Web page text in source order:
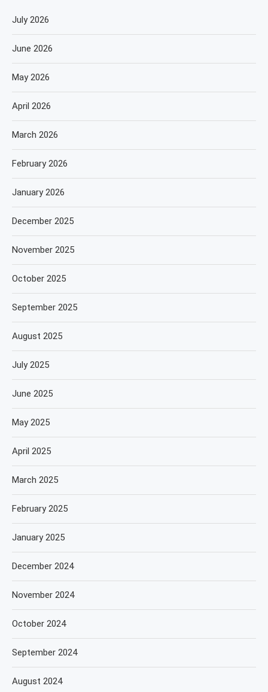
July 2026
June 2026
May 2026
April 2026
March 2026
February 2026
January 2026
December 2025
November 2025
October 2025
September 2025
August 2025
July 2025
June 2025
May 2025
April 2025
March 2025
February 2025
January 2025
December 2024
November 2024
October 2024
September 2024
August 2024